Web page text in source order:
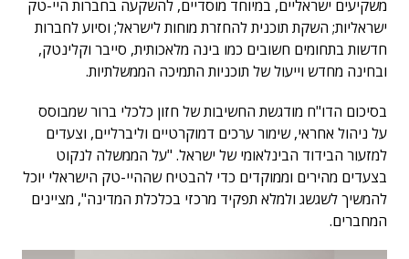
משקיעים ישראליים, במיוחד מוסדיים, להשקעה בחברות היי-טק
ישראליות; השקת תוכנית להחזרת מוחות לישראל; וסיוע לחברות
חדשות בתחומים חשובים כמו בינה מלאכותית, סייבר וקלינטק,
ובחינה מחדש וייעול של תוכניות התמיכה הממשלתיות.
בסיכום הדו"ח מודגשת החשיבות של חזון כלכלי ברור שמבוסס
על ניהול אחראי, שימור ערכים דמוקרטיים וליברליים, וצעדים
למזעור הבידוד הבינלאומי של ישראל. "על הממשלה לנקוט
בצעדים מהירים וממוקדים כדי להבטיח שההיי-טק הישראלי יוכל
להמשיך לשגשג ולמלא תפקיד מרכזי בכלכלת המדינה", מציינים
המחברים.